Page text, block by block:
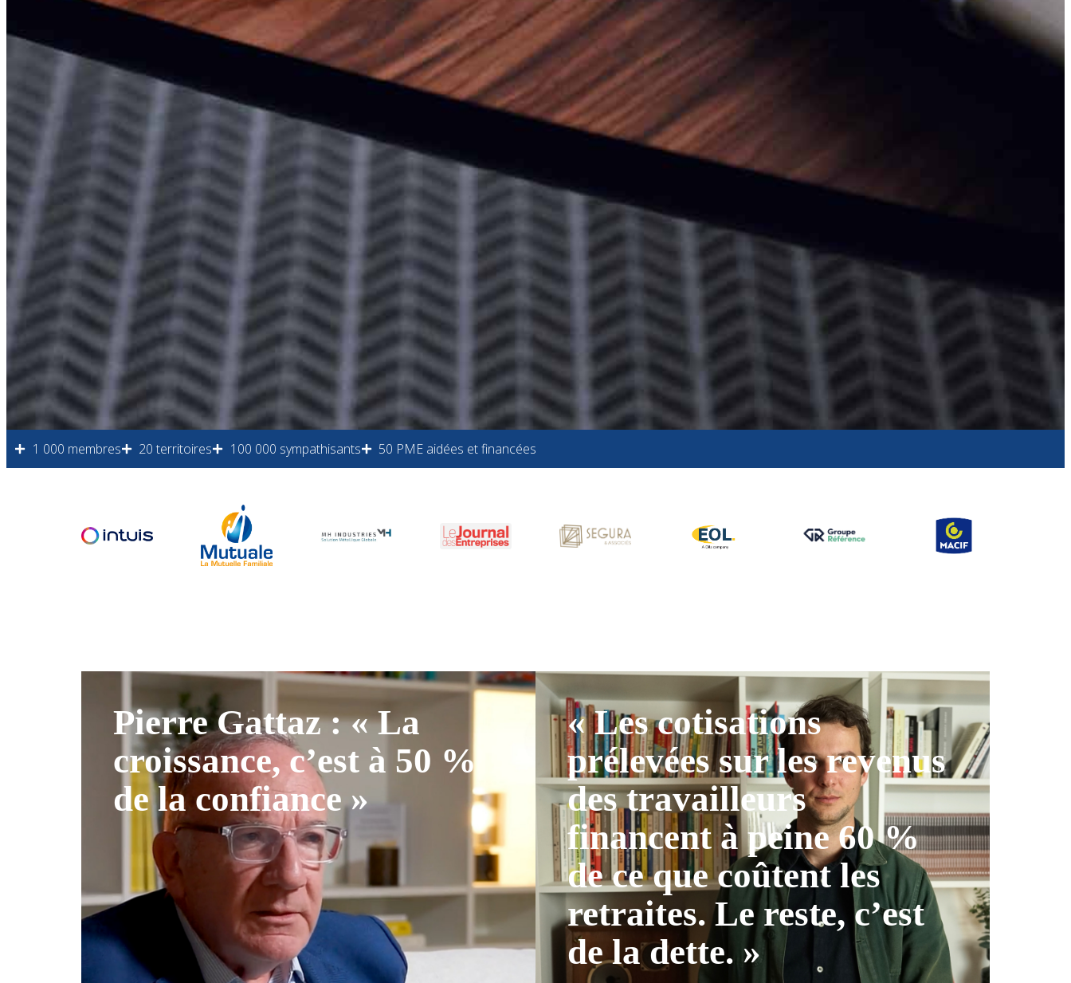
1 000 membres 20 territoires 100 000 sympathisants 50 PME aidées et financées
Pierre Gattaz : « La
croissance, c’est à 50 %
de la confiance »
« Les cotisations
prélevées sur les revenus
des travailleurs
financent à peine 60 %
de ce que coûtent les
retraites. Le reste, c’est
de la dette. »